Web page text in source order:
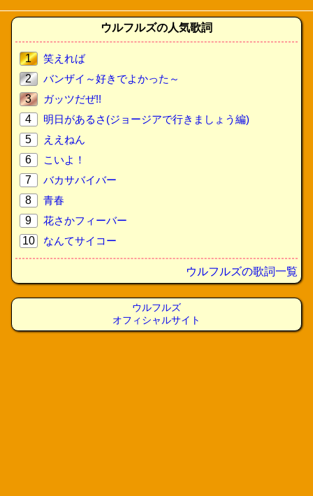
ウルフルズの人気歌詞
1
笑えれば
2
バンザイ～好きでよかった～
3
ガッツだぜ!!
4
明日があるさ(ジョージアで行きましょう編)
5
ええねん
6
こいよ！
7
バカサバイバー
8
青春
9
花さかフィーバー
10
なんてサイコー
ウルフルズの歌詞一覧
ウルフルズ
オフィシャルサイト